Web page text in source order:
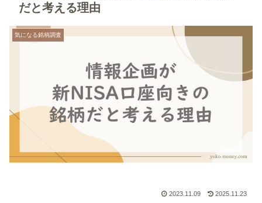
だと考える理由
気になる銘柄調査
2023.11.09 2025.11.23